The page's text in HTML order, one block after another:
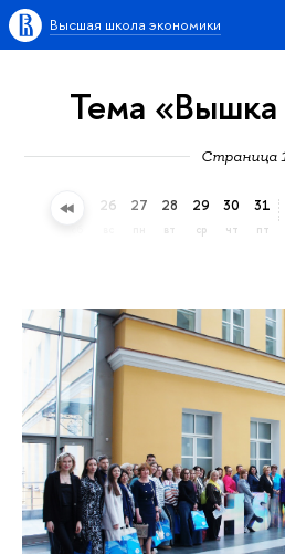
Высшая школа экономики
Тема
Страница
25 26 27 28
вт
29
ср
30
чт
31
пт